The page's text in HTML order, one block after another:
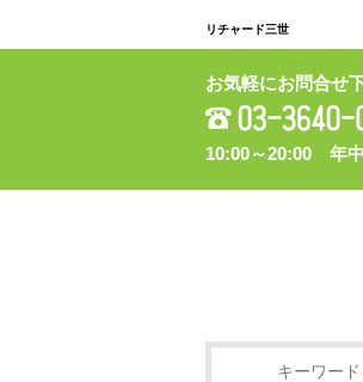
リチャード三世
お気軽にお問合せ
10:00～20:00 年